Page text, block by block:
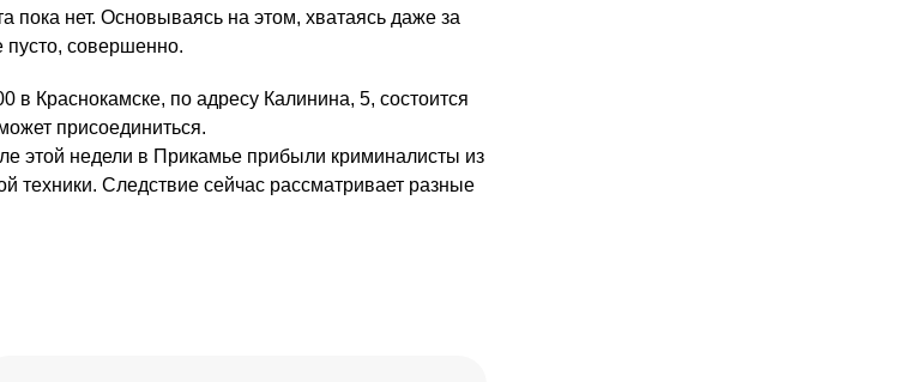
пока нет. Основываясь на этом, хватаясь даже за
пусто, совершенно.
в Краснокамске, по адресу Калинина, 5, состоится
присоединиться.
этой недели в Прикамье прибыли криминалисты из
Следствие сейчас рассматривает разные